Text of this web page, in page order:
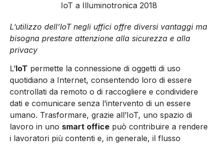
IoT a Illuminotronica 2018
L’utilizzo dell’IoT negli uffici offre diversi vantaggi ma
bisogna prestare attenzione alla sicurezza e alla
privacy
L’IoT permette la connessione di oggetti di uso
quotidiano a Internet, consentendo loro di essere
controllati da remoto o di raccogliere e condividere
dati e comunicare senza l’intervento di un essere
umano. Trasformare, grazie all’IoT, uno spazio di
lavoro in uno smart office può contribuire a rendere
i lavoratori più contenti e, in generale, il flusso